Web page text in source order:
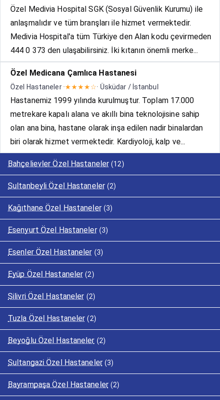
Özel Medivia Hospital SGK (Sosyal Güvenlik Kurumu) ile
anlaşmalıdır ve tüm branşları ile hizmet vermektedir.
Medivia Hospital'a tüm Türkiye den Alan kodu çevirmeden
444 0 373 den ulaşabilirsiniz. İki kıtanın önemli merke...
Özel Medicana Çamlıca Hastanesi
Özel Hastaneler ·★★★★☆· Üsküdar / İstanbul
Hastanemiz 1999 yılında kurulmuştur. Toplam 17.000
metrekare kapalı alana ve akıllı bina teknolojisine sahip
olan ana bina, hastane olarak inşa edilen nadir binalardan
biri olarak hizmet vermektedir. Kardiyoloji, kalp ve...
Bahçelievler Özel Hastaneler (12)
Sultanbeyli Özel Hastaneler (2)
Kağıthane Özel Hastaneler (3)
Esenyurt Özel Hastaneler (3)
Esenler Özel Hastaneler (3)
Eyüp Özel Hastaneler (2)
Silivri Özel Hastaneler (2)
Tuzla Özel Hastaneler (2)
Beyoğlu Özel Hastaneler (2)
Sultangazi Özel Hastaneler (3)
Bayrampaşa Özel Hastaneler (2)